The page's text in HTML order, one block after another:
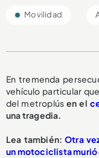
Movilidad
En tremenda
vehículo particular
del metroplúsen el
una tragedia.
Lea también: Otra
un motociclista